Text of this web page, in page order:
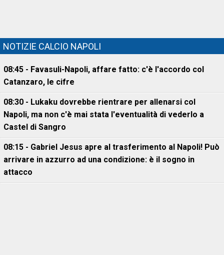
NOTIZIE CALCIO NAPOLI
08:45 - Favasuli-Napoli, affare fatto: c'è l'accordo col
Catanzaro, le cifre
08:30 - Lukaku dovrebbe rientrare per allenarsi col
Napoli, ma non c'è mai stata l'eventualità di vederlo a
Castel di Sangro
08:15 - Gabriel Jesus apre al trasferimento al Napoli! Può
arrivare in azzurro ad una condizione: è il sogno in
attacco